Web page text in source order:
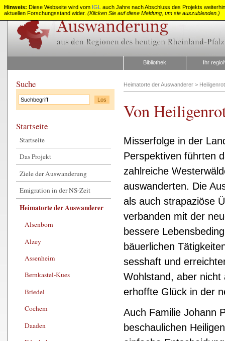
Auswanderung
aus
Rheinland-
Pfalz
Bibliothek Ihr
Suche
Startseite
Startseite
Das Projekt
Ziele der Auswanderung
Emigration in der NS-Zeit
Heimatorte der Auswanderer
Alsenborn
Alzey
Assenheim
Bernkastel-Kues
Briedel
Cochem
Daaden
Heimatorte der Auswanderer >
Von
Misserfolge in der
Perspektiven führten
zahlreiche
auswanderten. Die
als auch strapaziöse
verbanden mit der
bessere
bäuerlichen
sesshaft und
Wohlstand, aber nicht
erhoffte Glück in der
Auch Familie Johann
beschaulichen
Hinweis: Diese Webseite wird vom IGL auch Jahre nach Abschluss des Projekts
aktuellen Forschungsstand wider. (Klicken Sie auf diese Meldung, um sie auszublenden.)